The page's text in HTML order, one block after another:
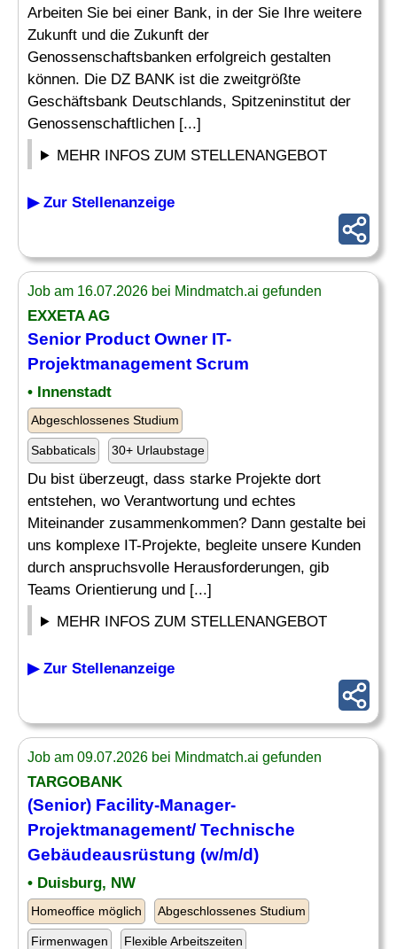
Arbeiten Sie bei einer Bank, in der Sie Ihre weitere
Zukunft und die Zukunft der
Genossenschaftsbanken erfolgreich gestalten
können. Die DZ BANK ist die zweitgrößte
Geschäftsbank Deutschlands, Spitzeninstitut der
Genossenschaftlichen [...]
MEHR INFOS ZUM STELLENANGEBOT
▶ Zur Stellenanzeige
Job am 16.07.2026 bei Mindmatch.ai gefunden
EXXETA AG
SeniorProduct Owner IT-
Projektmanagement Scrum
• Innenstadt
Abgeschlossenes Studium
Sabbaticals 30+ Urlaubstage
Du bist überzeugt, dass starke Projekte dort
entstehen, wo Verantwortung und echtes
Miteinander zusammenkommen? Dann gestalte bei
uns komplexe IT-Projekte, begleite unsere Kunden
durch anspruchsvolle Herausforderungen, gib
Teams Orientierung und [...]
MEHR INFOS ZUM STELLENANGEBOT
▶ Zur Stellenanzeige
Job am 09.07.2026 bei Mindmatch.ai gefunden
TARGOBANK
(Senior) Facility-Manager-
Projektmanagement/ Technische
Gebäudeausrüstung (w/m/d)
• Duisburg, NW
Homeoffice möglich Abgeschlossenes Studium
Firmenwagen Flexible Arbeitszeiten